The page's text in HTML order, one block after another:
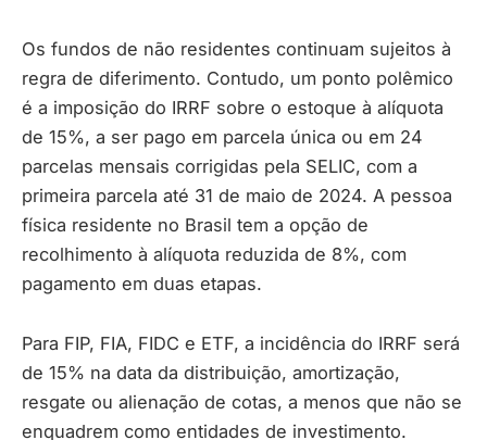
Os fundos de não residentes continuam sujeitos à
regra de diferimento. Contudo, um ponto polêmico
é a imposição do IRRF sobre o estoque à alíquota
de 15%, a ser pago em parcela única ou em 24
parcelas mensais corrigidas pela SELIC, com a
primeira parcela até 31 de maio de 2024. A pessoa
física residente no Brasil tem a opção de
recolhimento à alíquota reduzida de 8%, com
pagamento em duas etapas.
Para FIP, FIA, FIDC e ETF, a incidência do IRRF será
de 15% na data da distribuição, amortização,
resgate ou alienação de cotas, a menos que não se
enquadrem como entidades de investimento.